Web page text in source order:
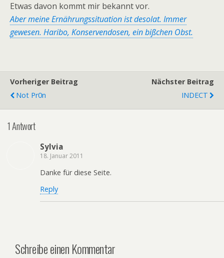
Etwas davon kommt mir bekannt vor.
Aber meine Ernährungssituation ist desolat. Immer
gewesen. Haribo, Konservendosen, ein bißchen Obst.
Vorheriger Beitrag
Not Pr0n
Nächster Beitrag
INDECT
1 Antwort
Sylvia
18. Januar 2011
Danke für diese Seite.
Reply
Schreibe einen Kommentar